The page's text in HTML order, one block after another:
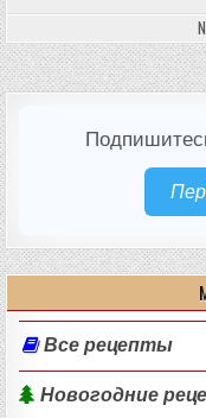
Все рецепты
Новогодние